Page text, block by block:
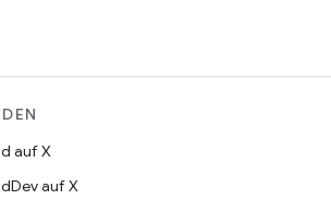
auf X
auf X